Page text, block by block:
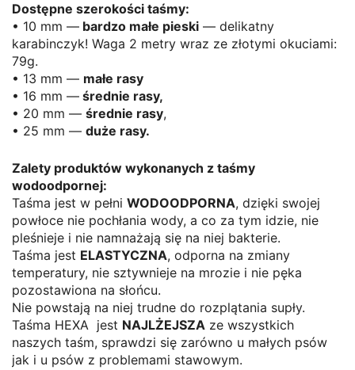
Dostępne szerokości taśmy:
• 10 mm — bardzo małe pieski — delikatny
karabinczyk! Waga 2 metry wraz ze złotymi okuciami:
79g.
• 13 mm — małe rasy
• 16 mm — średnie rasy,
• 20 mm — średnie rasy,
• 25 mm — duże rasy.
Zalety produktów wykonanych z taśmy
wodoodpornej:
Taśma jest w pełni WODOODPORNA, dzięki swojej
powłoce nie pochłania wody, a co za tym idzie, nie
pleśnieje i nie namnażają się na niej bakterie.
Taśma jest ELASTYCZNA, odporna na zmiany
temperatury, nie sztywnieje na mrozie i nie pęka
pozostawiona na słońcu.
Nie powstają na niej trudne do rozplątania supły.
Taśma HEXA jest NAJLŻEJSZA ze wszystkich
naszych taśm, sprawdzi się zarówno u małych psów
jak i u psów z problemami stawowym.